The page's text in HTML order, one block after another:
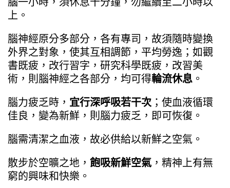
上。
腦神經原分多部分，各有專司，故須隨時變換
外界之對象，使其互相調節，平均勞逸；如觀
書既疲，改行習字，研究科學既疲，改習美
術，則腦神經之各部分，均可得輪流休息 。
腦力疲乏時， 宜行深呼吸若干次；使血液循環
佳良，變為新鮮，則腦力疲乏，即可恢復。
腦需清潔之血液，故必供給以新鮮之空氣。
散步於空曠之地， 飽吸新鮮空氣 ，精神上有無
窮的興味和快樂。